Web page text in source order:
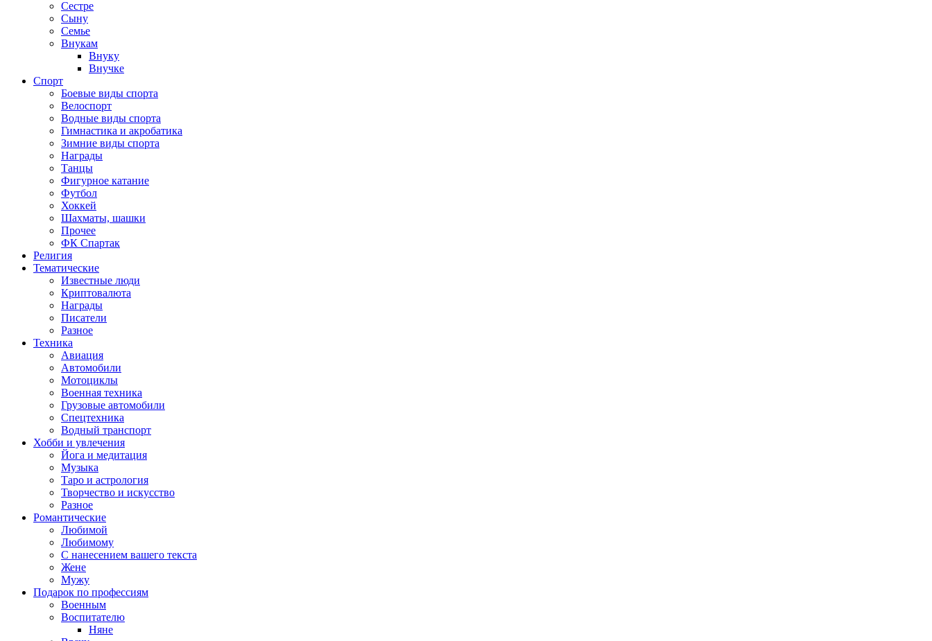
Сестре
Сыну
Семье
Внукам
Внуку
Внучке
Спорт
Боевые виды спорта
Велоспорт
Водные виды спорта
Гимнастика и акробатика
Зимние виды спорта
Награды
Танцы
Фигурное катание
Футбол
Хоккей
Шахматы, шашки
Прочее
ФК Спартак
Религия
Тематические
Известные люди
Криптовалюта
Награды
Писатели
Разное
Техника
Авиация
Автомобили
Мотоциклы
Военная техника
Грузовые автомобили
Спецтехника
Водный транспорт
Хобби и увлечения
Йога и медитация
Музыка
Таро и астрология
Творчество и искусство
Разное
Романтические
Любимой
Любимому
С нанесением вашего текста
Жене
Мужу
Подарок по профессиям
Военным
Воспитателю
Няне